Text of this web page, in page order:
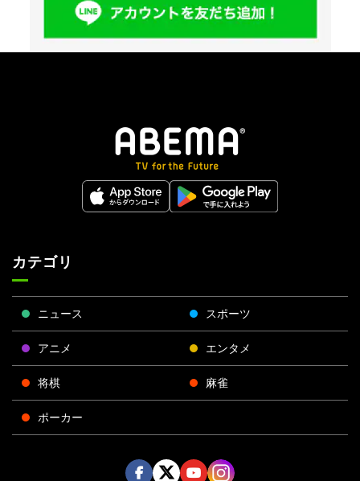
カテゴリ
ニュース スポーツ
アニメ エンタメ
将棋 麻雀
ポーカー